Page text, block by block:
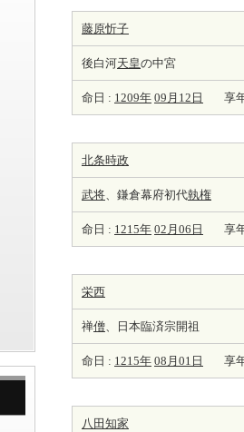
藤原忻子
後白河天皇の中宮
命日 : 1209年 09月12日 享
北条時政
武将、鎌倉幕府初代執権
命日 : 1215年 02月06日 享
栄西
禅僧、日本臨済宗開祖
命日 : 1215年 08月01日 享
八田知家